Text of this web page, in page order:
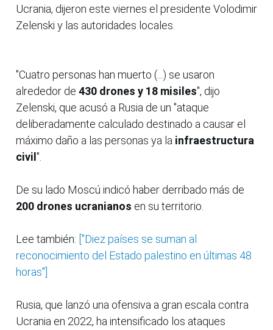
Ucrania, dijeron este viernes el presidente Volodimir
Zelenski y las autoridades locales.
"Cuatro personas han muerto (...) se usaron
alrededor de 430 drones y 18 misiles", dijo
Zelenski, que acusó a Rusia de un "ataque
deliberadamente calculado destinado a causar el
máximo daño a las personas ya la infraestructura
civil ".
De su lado Moscú indicó haber derribado más de
200 drones ucranianos en su territorio.
Lee también: ["Diez países se suman al
reconocimiento del Estado palestino en últimas 48
horas"]
Rusia, que lanzó una ofensiva a gran escala contra
Ucrania en 2022, ha intensificado los ataques